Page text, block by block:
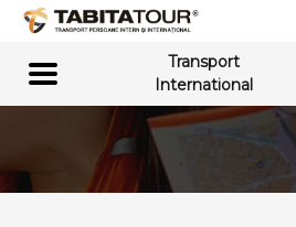
Transport
International